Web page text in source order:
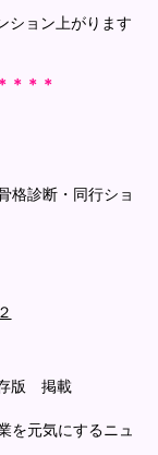
ション上がります
＊＊＊
格診断・同行ショ
版 掲載
を元気にするニュ